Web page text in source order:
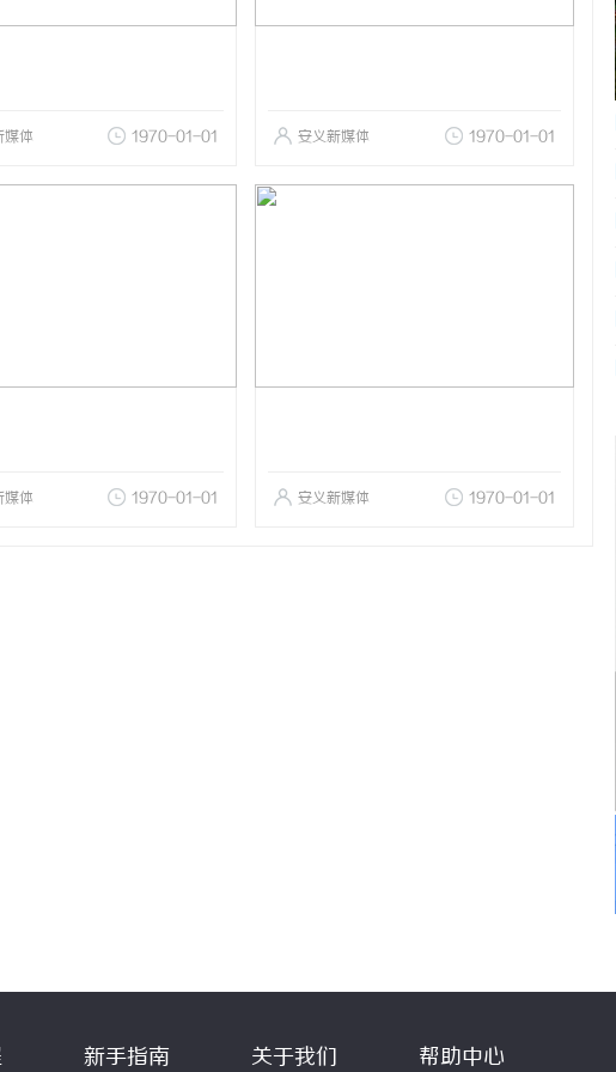
媒体 1970-01-01 安义新媒体 1970-01-01
媒体 1970-01-01 安义新媒体 1970-01-01
新手指南 关于我们 帮助中心